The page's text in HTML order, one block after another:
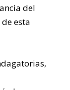
del
esta